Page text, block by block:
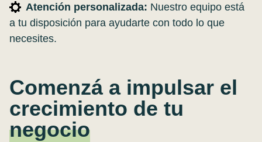
Atención personalizada: Nuestro equipo está
a tu disposición para ayudarte con todo lo que
necesites.
Comenzá a impulsar el
crecimiento de tu
negocio